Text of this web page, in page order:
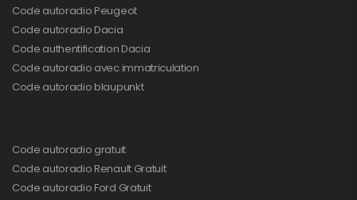
Code autoradio Peugeot
Code autoradio Dacia
Code authentification Dacia
Code autoradio avec immatriculation
Code autoradio blaupunkt
Code autoradio gratuit
Code autoradio Renault Gratuit
Code autoradio Ford Gratuit